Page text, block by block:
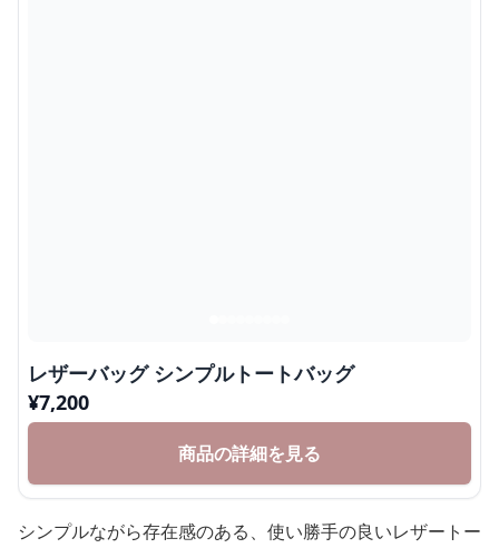
レザーバッグ シンプルトートバッグ
¥7,200
商品の詳細を見る
シンプルながら存在感のある、使い勝手の良いレザートー